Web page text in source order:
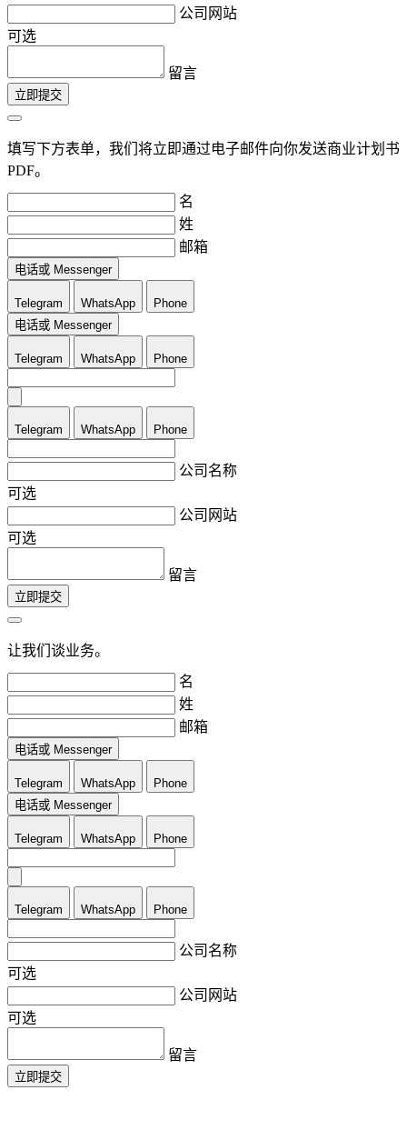
公司网站
可选
留言
立即提交
填写下方表单，我们将立即通过电子邮件向你发送商业计划书
PDF。
名
姓
邮箱
电话或 Messenger
Telegram WhatsApp
Phone
电话或 Messenger
Telegram WhatsApp Phone
Telegram WhatsApp Phone
公司名称
可选
公司网站
可选
留言
立即提交
让我们谈业务。
名
姓
邮箱
电话或 Messenger
Telegram WhatsApp
Phone
电话或 Messenger
Telegram WhatsApp Phone
Telegram WhatsApp Phone
公司名称
可选
公司网站
可选
留言
立即提交